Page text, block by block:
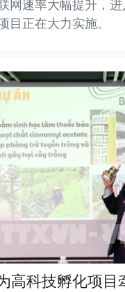
网速率大幅提升，
目正在大力实施。
高科技孵化项目